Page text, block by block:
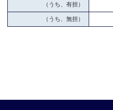
（うち、有担）
（うち、無担）